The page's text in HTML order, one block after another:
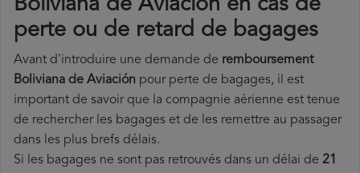
Boliviana de Aviación en cas de
perte ou de retard de bagages
Avant d'introduire une demande de remboursement
Boliviana de Aviación pour perte de bagages, il est
important de savoir que la compagnie aérienne est tenue
de rechercher les bagages et de les remettre au passager
dans les plus brefs délais.
Si les bagages ne sont pas retrouvés dans un délai de 21